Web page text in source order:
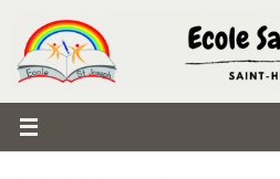
contenu